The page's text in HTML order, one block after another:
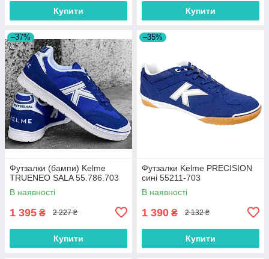
Купити Купити
–37%
Футзалки (бампи) Kelme
TRUENEO SALA 55.786.703
В наявності
1 395 ₴ 2 227 ₴
Купити
–35%
Футзалки Kelme PRECISION
сині 55211-703
В наявності
1 390 ₴ 2 132 ₴
Купити